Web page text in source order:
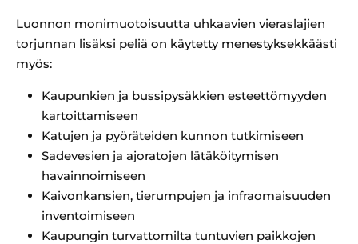
Luonnon monimuotoisuutta uhkaavien vieraslajien
torjunnan lisäksi peliä on käytetty menestyksekkäästi
myös:
Kaupunkien ja bussipysäkkien esteettömyyden
kartoittamiseen
Katujen ja pyöräteiden kunnon tutkimiseen
Sadevesien ja ajoratojen lätäköitymisen
havainnoimiseen
Kaivonkansien, tierumpujen ja infraomaisuuden
inventoimiseen
Kaupungin turvattomilta tuntuvien paikkojen